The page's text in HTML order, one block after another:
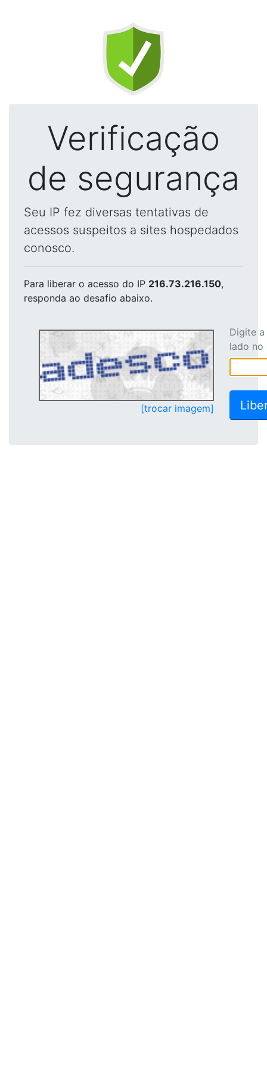
Verificação
de segurança
Seu IP fez diversas tentativas de
acessos suspeitos a sites hospedados
conosco.
Para liberar o acesso do IP 216.73.216.150,
responda ao desafio abaixo.
[trocar imagem]
Digite
lado no